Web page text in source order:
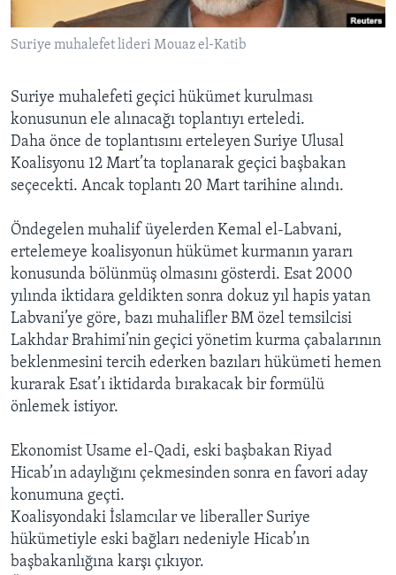
HAYATTAN
SANAT
BIZI TAKIP EDIN
Diller
Suriye muhalefet lideri Mouaz el-Katib
Suriye muhalefeti geçici hükümet kurulması
konusunun ele alınacağı toplantıyı erteledi.
Daha önce de toplantısını erteleyen Suriye Ulusal
Koalisyonu 12 Mart’ta toplanarak geçici başbakan
seçecekti. Ancak toplantı 20 Mart tarihine alındı.
Öndegelen muhalif üyelerden Kemal el-Labvani,
ertelemeye koalisyonun hükümet kurmanın yararı
konusunda bölünmüş olmasını gösterdi. Esat 2000
yılında iktidara geldikten sonra dokuz yıl hapis yatan
Labvani’ye göre, bazı muhalifler BM özel temsilcisi
Lakhdar Brahimi’nin geçici yönetim kurma çabalarının
beklenmesini tercih ederken bazıları hükümeti hemen
kurarak Esat’ı iktidarda bırakacak bir formülü
önlemek istiyor.
Ekonomist Usame el-Qadi, eski başbakan Riyad
Hicab’ın adaylığını çekmesinden sonra en favori aday
konumuna geçti.
Koalisyondaki İslamcılar ve liberaller Suriye
hükümetiyle eski bağları nedeniyle Hicab’ın
başbakanlığına karşı çıkıyor.